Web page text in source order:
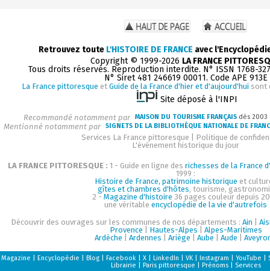
Retrouvez toute L'HISTOIRE DE FRANCE avec
Copyright © 1999-2026 LA FRANCE
Tous droits réservés. Reproduction interdite. N° ISSN 1768-
N° Siret 481 246619 00011. Code APE 913E
La France pittoresque et Guide de la France d'hier et d'aujourd'hui sont
Site déposé à l'INPI
Recommandé notamment par MAISON DU TOURISME FRANÇAIS dès
Mentionné notamment par SIGNETS DE LA BIBLIOTHÈQUE NATIONALE DE
Services La France pittoresque
Politique de
L'événement historique du jour
LA FRANCE PITTORESQUE : 1 - Guide en ligne des richesses de la France
1999 :
Histoire de France, patrimoine historique et
gîtes et chambres d'hôtes, tourisme,
2 - Magazine d'histoire 36 pages couleur depuis
une véritable encyclopédie de la vie d'autrefois
Découvrir des ouvrages sur les communes de nos départements : Ain
Provence
Hautes-Alpes
Alpes-Maritimes
Ardèche
Ardennes Ariège Aube Aude
Magazine Encyclopédie Blog| Facebook| X| LinkedIn VK| Instagram YouTube
Librairie
Paris pittoresque Prénoms| Services